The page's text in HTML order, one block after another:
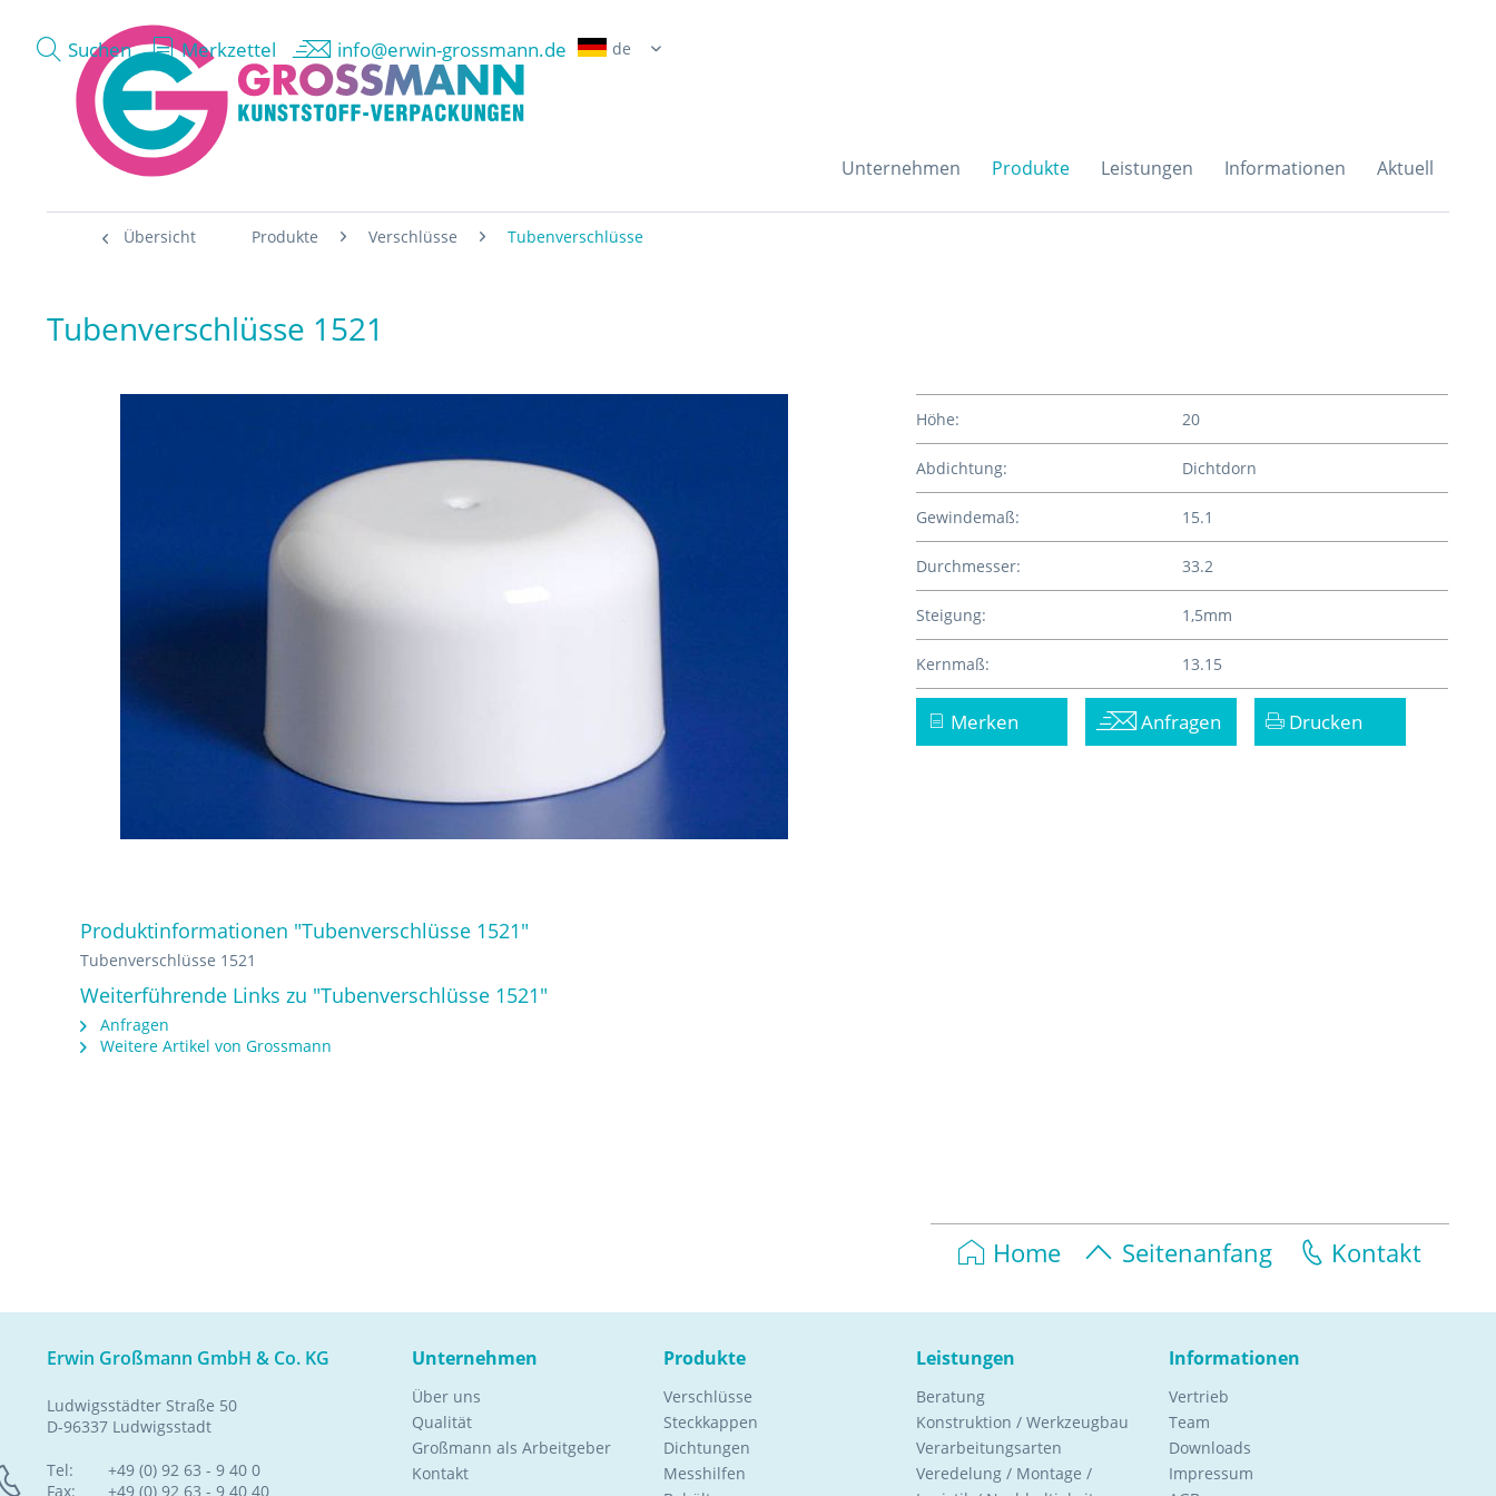
Suchen Merkzettel info@erwin-grossmann.de
Unternehmen Produkte Leistungen Informationen Aktuell
Übersicht Produkte Verschlüsse Tubenverschlüsse
Tubenverschlüsse 1521
Produktinformationen "Tubenverschlüsse 1521"
Tubenverschlüsse 1521
Weiterführende Links zu "Tubenverschlüsse 1521"
Anfragen
Weitere Artikel von Grossmann
Höhe: 20
Abdichtung: Dichtdorn
Gewindemaß: 15.1
Durchmesser: 33.2
Steigung: 1,5mm
Kernmaß: 13.15
Merken Anfragen Drucken
Home Seitenanfang Kontakt
Erwin Großmann GmbH & Co. KG
Ludwigsstädter Straße 50
D-96337 Ludwigsstadt
Tel:
Fax:
+49 (0) 92 63 - 9 40 0
+49 (0) 92 63 - 9 40 40
Unternehmen
Über uns
Qualität
Großmann als Arbeitgeber
Kontakt
Produkte
Verschlüsse
Steckkappen
Dichtungen
Messhilfen
Leistungen
Beratung
Konstruktion / Werkzeugbau
Verarbeitungsarten
Veredelung / Montage /
Informationen
Vertrieb
Team
Downloads
Impressum